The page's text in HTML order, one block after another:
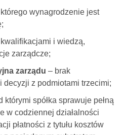
którego wynagrodzenie jest
i wiedzą,
zarządcze;
zarządu – brak
decyzji z podmiotami trzecimi;
którymi spółka sprawuje pełną
w codziennej działalności
płatności z tytułu kosztów